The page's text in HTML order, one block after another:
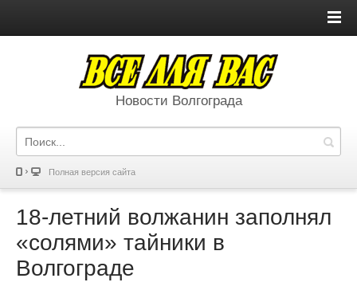
Новости Волгограда
Полная версия сайта
18-летний волжанин заполнял
«солями» тайники в
Волгограде